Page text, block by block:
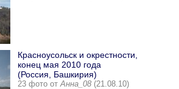
Красноусольск и окрестности,
конец мая 2010 года
(Россия, Башкирия)
23 фото отАнна_08 (21.08.10)